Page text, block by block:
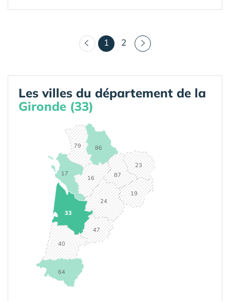
1 (courant)
2
Les villes du département de la
Gironde (33)
16
17
19
23
24
33
40
47
64
79 86
87